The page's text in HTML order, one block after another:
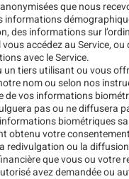
que nous
informations
des informations sur
vous accédez au Service,
avec le Service.
un tiers utilisant ou vous
nom ou selon nos
de vos informations
pas ou ne diffusera
biométriques
obtenu votre
redivulgation ou la
que vous ou votre
avez demandée ou